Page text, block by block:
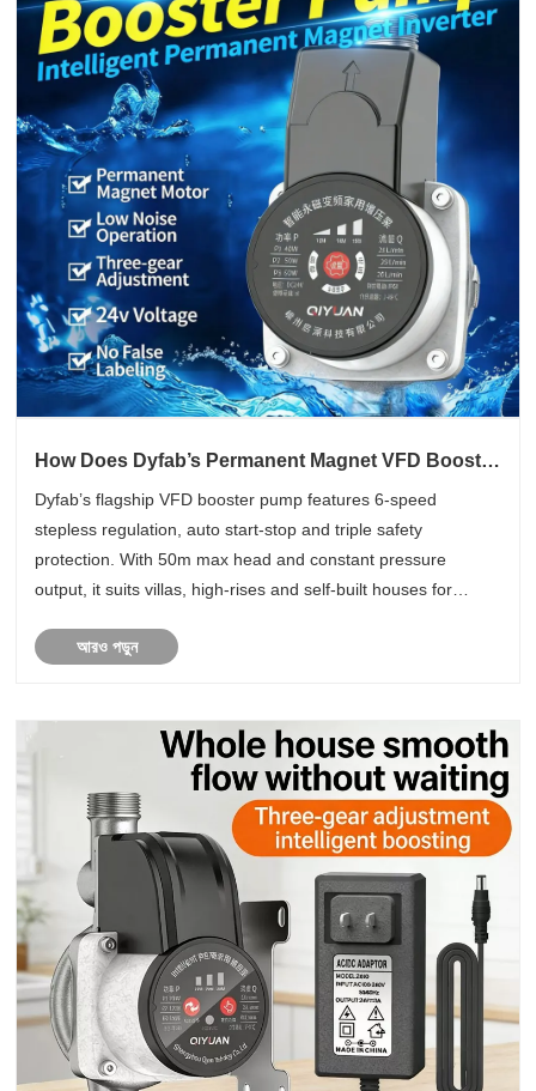
How Does Dyfab’s Permanent Magnet VFD Booster
Issues?
Dyfab’s flagship VFD booster pump features 6-speed
stepless regulation, auto start-stop and triple safety
protection. With 50m max head and constant pressure
output, it suits villas, high-rises and self-built houses for
আরও পড়ুন